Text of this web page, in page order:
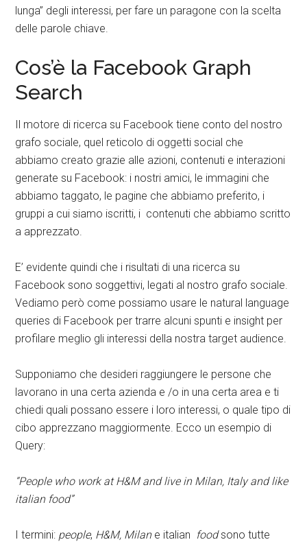
lunga” degli interessi, per fare un paragone con la scelta
delle parole chiave.
Cos’è la Facebook Graph
Search
Il motore di ricerca su Facebook tiene conto del nostro
grafo sociale, quel reticolo di oggetti social che
abbiamo creato grazie alle azioni, contenuti e interazioni
generate su Facebook: i nostri amici, le immagini che
abbiamo taggato, le pagine che abbiamo preferito, i
gruppi a cui siamo iscritti, i contenuti che abbiamo scritto
a apprezzato.
E’ evidente quindi che i risultati di una ricerca su
Facebook sono soggettivi, legati al nostro grafo sociale.
Vediamo però come possiamo usare le natural language
queries di Facebook per trarre alcuni spunti e insight per
profilare meglio gli interessi della nostra target audience.
Supponiamo che desideri raggiungere le persone che
lavorano in una certa azienda e /o in una certa area e ti
chiedi quali possano essere i loro interessi, o quale tipo di
cibo apprezzano maggiormente. Ecco un esempio di
Query:
“People who work at H&M and live in Milan, Italy and like
italian food”
I termini: people, H&M, Milane italian foodsono tutte